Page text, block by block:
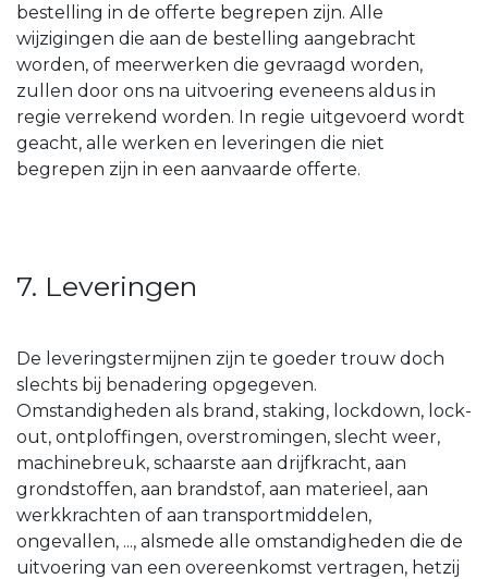
bestelling in de offerte begrepen zijn. Alle
wijzigingen die aan de bestelling aangebracht
worden, of meerwerken die gevraagd worden,
zullen door ons na uitvoering eveneens aldus in
regie verrekend worden. In regie uitgevoerd wordt
geacht, alle werken en leveringen die niet
begrepen zijn in een aanvaarde offerte.
7. Leveringen
De leveringstermijnen zijn te goeder trouw doch
slechts bij benadering opgegeven.
Omstandigheden als brand, staking, lockdown, lock-
out, ontploffingen, overstromingen, slecht weer,
machinebreuk, schaarste aan drijfkracht, aan
grondstoffen, aan brandstof, aan materieel, aan
werkkrachten of aan transportmiddelen,
ongevallen, ..., alsmede alle omstandigheden die de
uitvoering van een overeenkomst vertragen, hetzij